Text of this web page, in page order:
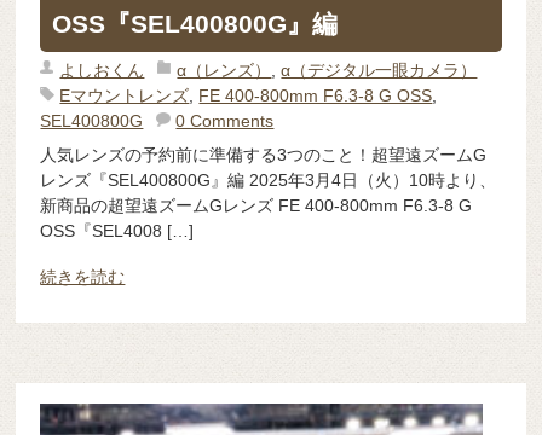
OSS『SEL400800G』編
よしおくん α（レンズ） ,α（デジタル一眼カメラ）
Eマウントレンズ FE 400-800mm F6.3-8 G OSS
SEL400800G
0 Comments
人気レンズの予約前に準備する3つのこと！超望遠ズームG
レンズ『SEL400800G』編 2025年3月4日（火）10時より、
新商品の超望遠ズームGレンズ FE 400-800mm F6.3-8 G
OSS『SEL4008 […]
続きを読む